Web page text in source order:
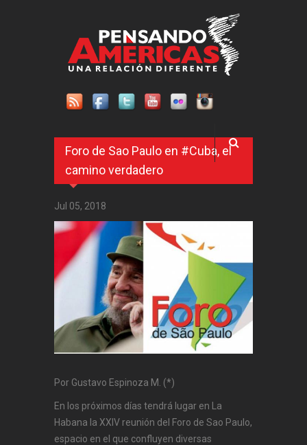
Foro de Sao Paulo en #Cuba, el
camino verdadero
Jul 05, 2018
Por Gustavo Espinoza M. (*)
En los próximos días tendrá lugar en La
Habana la XXIV reunión del Foro de Sao Paulo,
espacio en el que confluyen diversas